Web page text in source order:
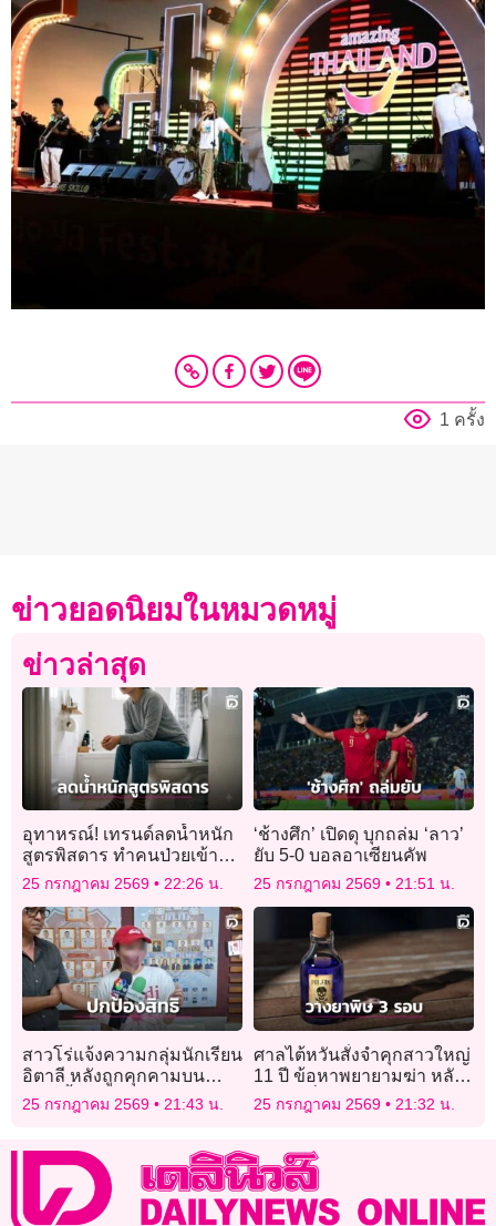
1 ครั้ง
ข่าวยอดนิยมในหมวดหมู่
ข่าวล่าสุด
อุทาหรณ์! เทรนด์ลดน้ำหนัก
สูตรพิสดาร ทำคนป่วยเข้า
โรงพยาบาลเพียบ
25 กรกฎาคม 2569 22:26 น.
‘ช้างศึก’ เปิดดุ บุกถล่ม ‘ลาว’
ยับ 5-0 บอลอาเซียนคัพ
25 กรกฎาคม 2569 21:51 น.
สาวโร่แจ้งความกลุ่มนักเรียน
อิตาลี หลังถูกคุกคามบน
BTS ย้ำปกป้องสิทธิตนเอง
25 กรกฎาคม 2569 21:43 น.
ศาลไต้หวันสั่งจำคุกสาวใหญ่
11 ปี ข้อหาพยายามฆ่า หลัง
วางยาเบื่อหนูอดีตแฟนถึง 3
25 กรกฎาคม 2569 21:32 น.